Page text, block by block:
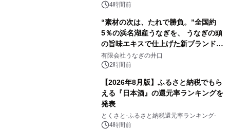
4時間前
“素材の次は、たれで勝負。”全国約
5％の浜名湖産うなぎを、 うなぎの頭
の旨味エキスで仕上げた新ブランド
「井口の誉」誕生
有限会社うなぎの井口
2時間前
【2026年8月版】ふるさと納税でもら
える『日本酒』の還元率ランキングを
発表
とくさと-ふるさと納税還元率ランキング-
4時間前